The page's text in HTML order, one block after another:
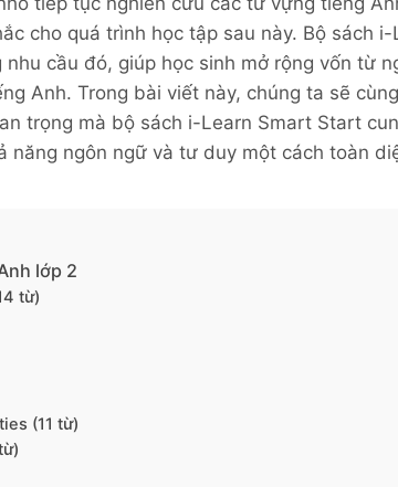
cho quá trình học tập sau này. Bộ sách
cầu đó, giúp học sinh mở rộng vốn từ
Anh. Trong bài viết này, chúng ta sẽ
trọng mà bộ sách i-Learn Smart Start
năng ngôn ngữ và tư duy một cách toàn
lớp 2
từ)
(11 từ)